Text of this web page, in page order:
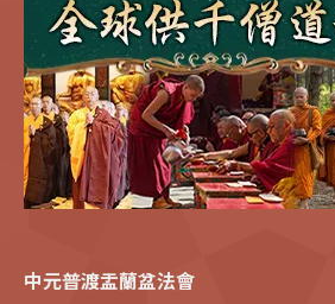
中元普渡盂蘭盆法會